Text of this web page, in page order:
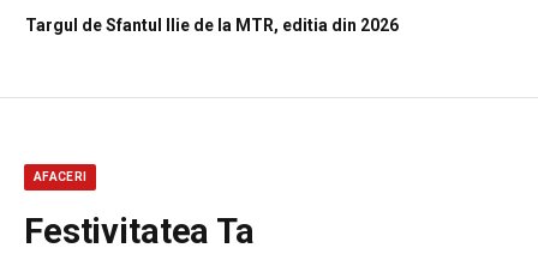
Targul de Sfantul Ilie de la MTR, editia din 2026
AFACERI
Festivitatea Ta